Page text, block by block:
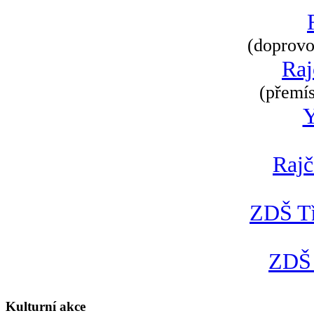
ZDŠ
Kulturní akce